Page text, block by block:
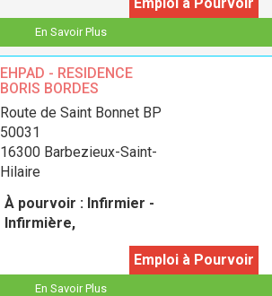
En Savoir Plus
EHPAD - RESIDENCE
BORIS BORDES
Route de Saint Bonnet BP
50031
16300 Barbezieux-Saint-
Hilaire
À pourvoir : Infirmier -
Infirmière,
Emploi à Pourvoir
En Savoir Plus